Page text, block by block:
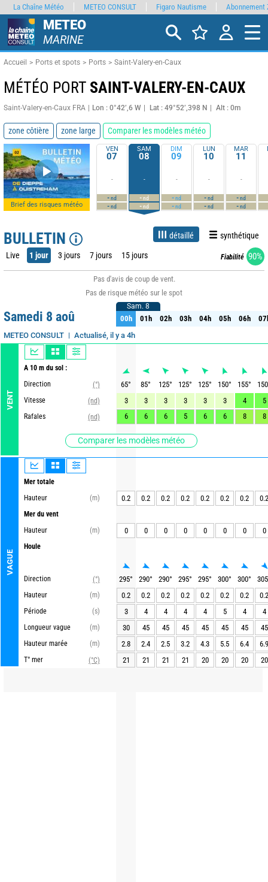
METEO
MARINE
Accueil Ports et spots Ports Saint-Valery-en-Caux
MÉTÉO PORT SAINT-VALERY-EN-CAUX
Saint-Valery-en-Caux FRA Lon : 0°42’,6 W Lat : 49°52’,398 N Alt : 0m
zone côtière zone large Comparer les modèles météo
Brief des risques météo
VEN
07
-
-nd
-nd
SAM
08
-
-nd
-nd
DIM
09
-
-nd
-nd
LUN
10
-
-nd
-nd
MAR
11
-
-nd
-nd
BULLETIN détaillé synthétique
Live 1 jour 3 jours 7 jours 15 jours Fiabilité 90%
Pas d'avis de coup de vent.
Pas de risque météo sur le spot
Samedi 8 aoû
METEO CONSULT Actualisé, il y a 4h
VENT
A 10 m du sol :
Direction
(°)
Vitesse
(nd)
Rafales
(nd)
Comparer les modèles météo
VAGUE
Mer totale
Hauteur
(m)
Mer du vent
Hauteur
(m)
Houle
Direction
(°)
Hauteur
(m)
Période
(s)
Longueur vague
(m)
Hauteur marée
(m)
T° mer
(°C)
Sam. 8
00h 01h 02h 03h 04h 05h 06h
Sam. 8
00h 01h 02h 03h 04h 05h 06h
65° 85° 125° 125° 125° 150° 155°
150
3
3 3 3 3 3 4
5
6
6 6 5 6 6 8 8
0.2 0.2 0.2 0.2 0.2 0.2 0.2 0.2
0 0 0 0 0 0 0 0
295° 290° 290° 295° 295° 300° 300°
305
0.2
0.2 0.2 0.2 0.2 0.2 0.2
0.2
3
4 4 4 4 5 4
4
30
45 45 45 45 45 45
45
2.8
2.4 2.5 3.2 4.3 5.5 6.4
6.9
21
21 21 21 20 20 20 20
La Chaîne Météo METEO CONSULT Figaro Nautisme Abonnement